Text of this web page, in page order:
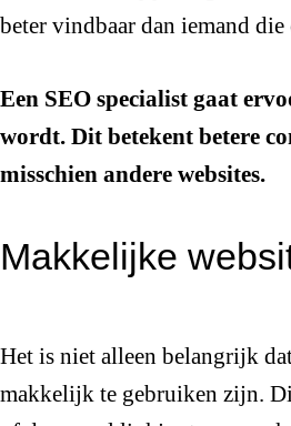
beter vindbaar dan iemand
Een SEO specialist gaat
wordt. Dit betekent betere
misschien andere websites.
Makkelijke
Het is niet alleen belangrijk
makkelijk te gebruiken zijn.